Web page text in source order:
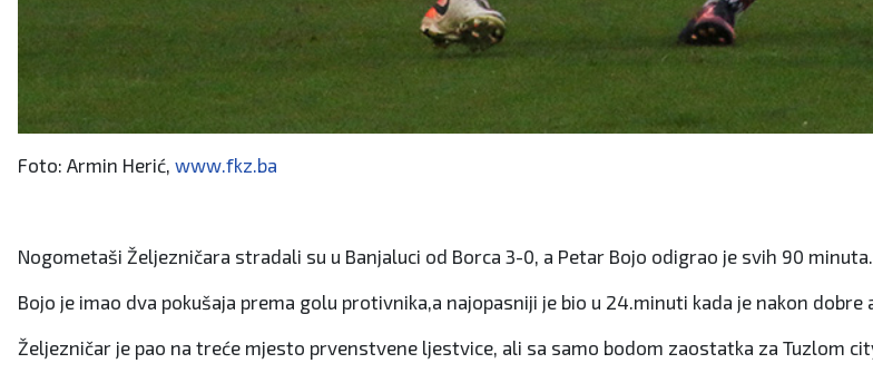
Foto: Armin Herić, www.fkz.ba
Nogometaši Željezničara stradali su u Banjaluci od Borca 3-0, a Petar Bojo odigrao je svih 90
Bojo je imao dva pokušaja prema golu protivnika,a najopasniji je bio u 24.minuti kada je nakon dobre
Željezničar je pao na treće mjesto prvenstvene ljestvice, ali sa samo bodom zaostatka za Tuzlom